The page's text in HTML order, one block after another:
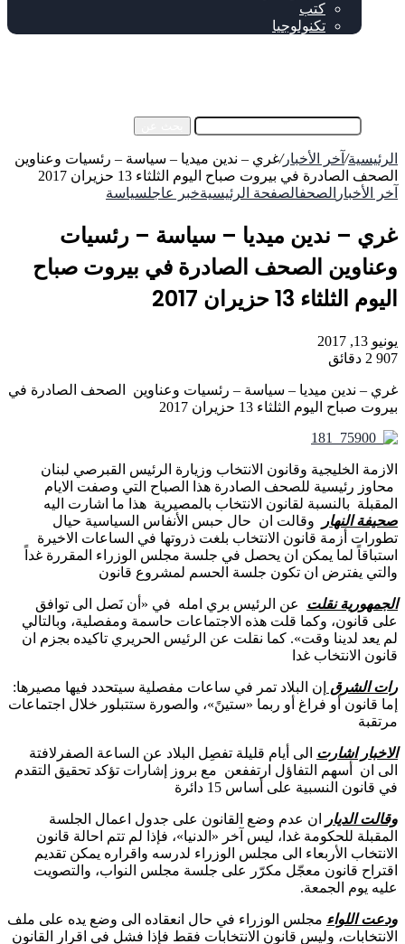
كتب
تكنولوجيا
الرئيسية/ آخر الأخبار/غري – ندين ميديا – سياسة – رئسيات وعناوين
الصحف الصادرة في بيروت صباح اليوم الثلثاء 13 حزيران 2017
آخر الأخبار الصحفالصفحة الرئيسيةخبر عاجلسياسة
غري – ندين ميديا – سياسة – رئسيات
وعناوين الصحف الصادرة في بيروت صباح
اليوم الثلثاء 13 حزيران 2017
يونيو 13, 2017
907 2 دقائق
غري – ندين ميديا – سياسة – رئسيات وعناوين الصحف الصادرة في
بيروت صباح اليوم الثلثاء 13 حزيران 2017
الازمة الخليجية وقانون الانتخاب وزيارة الرئيس القبرصي لبنان
محاوز رئيسية للصحف الصادرة هذا الصباح التي وصفت الايام
المقبلة بالنسبة لقانون الانتخاب بالمصيرية هذا ما اشارت اليه
صحيفة النهار
وقالت ان حال حبس الأنفاس السياسية حيال
تطورات أزمة قانون الانتخاب بلغت ذروتها في الساعات الاخيرة
استباقاً لما يمكن ان يحصل في جلسة مجلس الوزراء المقررة غداً
والتي يفترض ان تكون جلسة الحسم لمشروع قانون
الجمهورية نقلت عن الرئيس بري امله في «أن نَصل الى توافق
على قانون، وكما قلت هذه الاجتماعات حاسمة ومفصلية، وبالتالي
لم يعد لدينا وقت». كما نقلت عن الرئيس الحريري تاكيده بجزم ان
قانون الانتخاب غدا
رات الشرق إن البلاد تمر في ساعات مفصلية سيتحدد فيها مصيرها:
إما قانون أو فراغ أو ربما «ستينً»، والصورة ستتبلور خلال اجتماعات
مرتقبة
الاخبار اشارت الى أيام قليلة تفصِل البلاد عن الساعة الصفرلافتة
الى ان أسهم التفاؤل ارتففعن مع بروز إشارات تؤكد تحقيق التقدم
في قانون النسبية على أساس 15 دائرة
وقالت الديار
ان عدم وضع القانون على جدول اعمال الجلسة
المقبلة للحكومة غدا، ليس آخر «الدنيا»، فإذا لم تتم احالة قانون
الانتخاب الأربعاء الى مجلس الوزراء لدرسه واقراره يمكن تقديم
اقتراح قانون معجّل مكرّر على جلسة مجلس النواب، والتصويت
عليه يوم الجمعة.
ودعت اللواء مجلس الوزراء في حال انعقاده الى وضع يده على ملف
الانتخابات، وليس قانون الانتخابات فقط فإذا فشل في اقرار القانون